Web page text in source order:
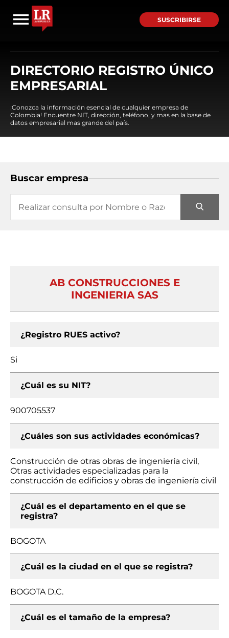
SUSCRIBIRSE
DIRECTORIO REGISTRO ÚNICO
EMPRESARIAL
¡Conozca la información esencial de cualquier empresa de
Colombia! Encuentre NIT, dirección, teléfono, y mas en la base de
datos empresarial mas grande del país.
Buscar empresa
AB CONSTRUCCIONES E
INGENIERIA SAS
¿Registro RUES activo?
Si
¿Cuál es su NIT?
900705537
¿Cuáles son sus actividades económicas?
Construcción de otras obras de ingeniería civil,
Otras actividades especializadas para la
construcción de edificios y obras de ingeniería civil
¿Cuál es el departamento en el que se
registra?
BOGOTA
¿Cuál es la ciudad en el que se registra?
BOGOTA D.C.
¿Cuál es el tamaño de la empresa?